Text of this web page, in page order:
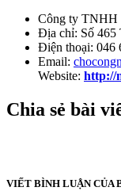
Công ty TNHH
Địa chỉ: Số 465
Điện thoại: 046
Email:
Website: http://
Chia sẻ bài
VIẾT BÌNH LUẬN CỦA